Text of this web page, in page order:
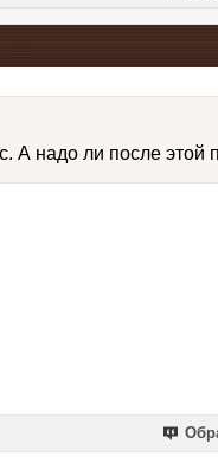
А надо ли после этой